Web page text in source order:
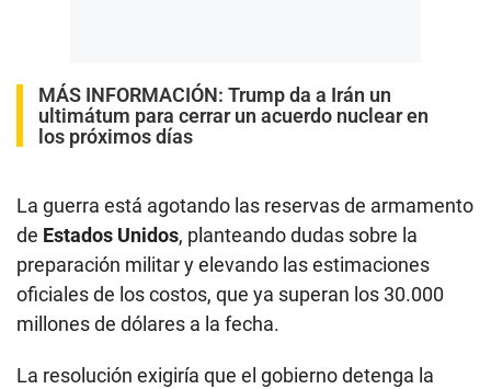
MÁS INFORMACIÓN: Trump da a Irán un
ultimátum para cerrar un acuerdo nuclear en
los próximos días
La guerra está agotando las reservas de armamento
de Estados Unidos, planteando dudas sobre la
preparación militar y elevando las estimaciones
oficiales de los costos, que ya superan los 30.000
millones de dólares a la fecha.
La resolución exigiría que el gobierno detenga la